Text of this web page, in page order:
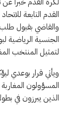
القدم التابعة
والقاضي بقبول طلب
الجنسية
لتمثيل المنتخب
ويأتي قرار بوعدي
المسؤولون
الذين يبرزون في